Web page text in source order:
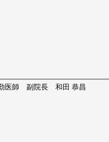
医師 副院長 和田 恭昌